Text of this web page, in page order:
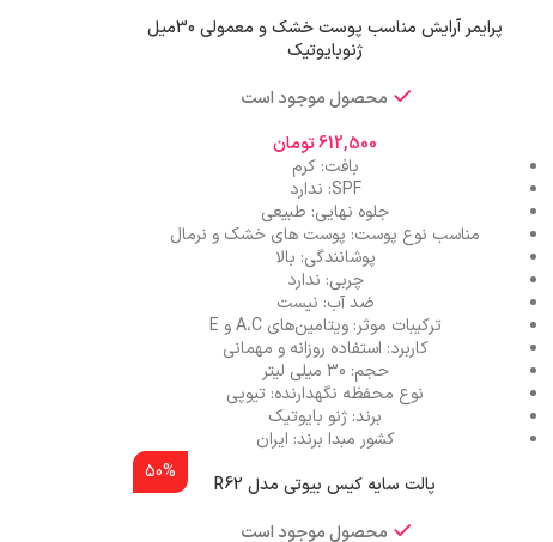
پرایمر آرایش مناسب پوست خشک و معمولی 30میل
ژنوبایوتیک
محصول موجود است
612,500تومان
بافت: کرم
SPF: ندارد
جلوه نهایی: طبیعی
مناسب نوع پوست: پوست های خشک و نرمال
پوشانندگی: بالا
چربی: ندارد
ضد آب: نیست
ترکیبات موثر: ویتامین‌های A،C و E
کاربرد: استفاده روزانه و مهمانی
حجم: 30 میلی لیتر
نوع محفظه نگهدارنده: تیوپی
برند: ژنو بایوتیک
کشور مبدا برند: ایران
50%
پالت سایه کیس بیوتی مدل R62
محصول موجود است